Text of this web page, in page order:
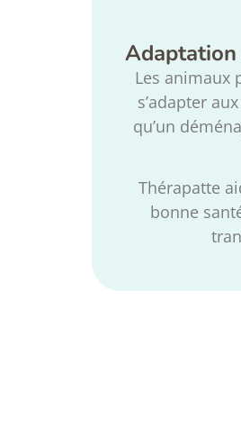
Adaptation
Les animaux
s’adapter
qu’un
Thérapatte
bonne